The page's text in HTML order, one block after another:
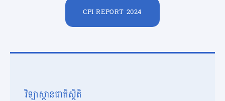
CPI REPORT 2024
វិទ្យាស្ថានជាតិស្ថិតិ